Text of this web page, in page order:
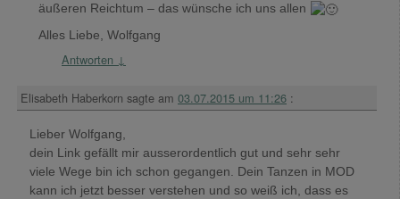
äußeren Reichtum – das wünsche ich uns allen
Alles Liebe, Wolfgang
Antworten ↓
Elisabeth Haberkorn sagte am 03.07.2015 um 11:26 :
Lieber Wolfgang,
dein Link gefällt mir ausserordentlich gut und sehr sehr
viele Wege bin ich schon gegangen. Dein Tanzen in MOD
kann ich jetzt besser verstehen und so weiß ich, dass es